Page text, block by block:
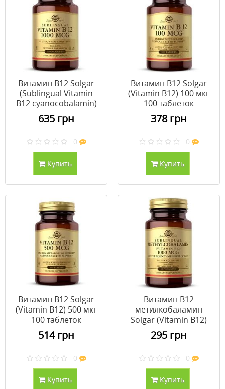
Витамин В12 Solgar
(Sublingual Vitamin
В12 cyanocobalamin)
1000 мкг 100 таблеток
635 грн
0
Купить
Витамин В12 Solgar
(Vitamin B12) 100 мкг
100 таблеток
378 грн
0
Купить
Витамин В12 Solgar
(Vitamin B12) 500 мкг
100 таблеток
514 грн
0
Купить
Витамин В12
метилкобаламин
Solgar (Vitamin B12)
1000 мкг 30 таблеток
295 грн
0
Купить